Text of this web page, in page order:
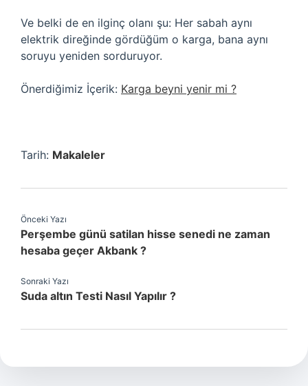
Ve belki de en ilginç olanı şu: Her sabah aynı
elektrik direğinde gördüğüm o karga, bana aynı
soruyu yeniden sorduruyor.
Önerdiğimiz İçerik: Karga beyni yenir mi ?
Tarih: Makaleler
Önceki Yazı
Perşembe günü satilan hisse senedi ne zaman
hesaba geçer Akbank ?
Sonraki Yazı
Suda altın Testi Nasıl Yapılır ?